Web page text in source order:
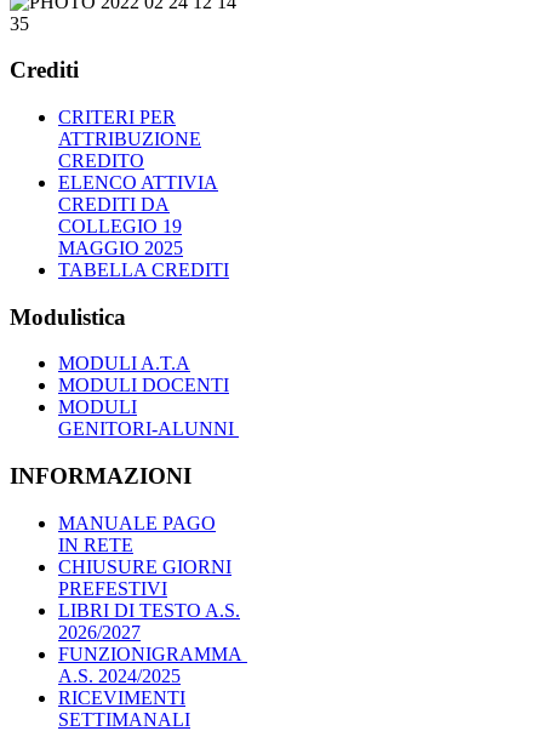
Crediti
CRITERI PER
ATTRIBUZIONE
CREDITO
ELENCO ATTIVIA
CREDITI DA
COLLEGIO 19
MAGGIO 2025
TABELLA CREDITI
Modulistica
MODULI A.T.A
MODULI DOCENTI
MODULI
GENITORI-ALUNNI
INFORMAZIONI
MANUALE PAGO
IN RETE
CHIUSURE GIORNI
PREFESTIVI
LIBRI DI TESTO A.S.
2026/2027
FUNZIONIGRAMMA
A.S. 2024/2025
RICEVIMENTI
SETTIMANALI